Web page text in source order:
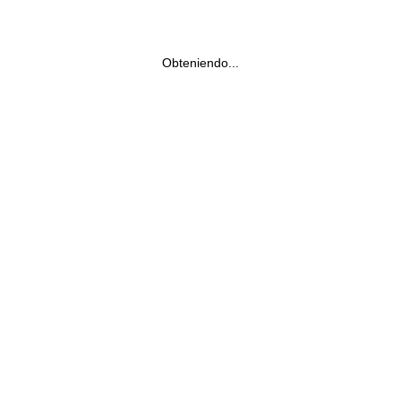
Obteniendo...